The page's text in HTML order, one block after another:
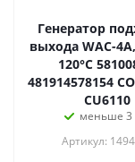
Генератор
выхода WAC-
120°C
481914578154
CU6110
меньше 3
Артикул: